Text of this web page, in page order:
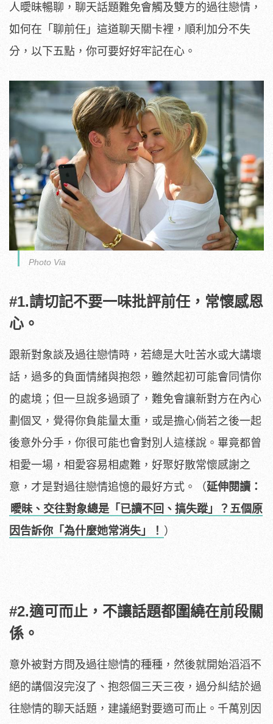
人曖昧暢聊，聊天話題難免會觸及雙方的過往戀情，
如何在「聊前任」這道聊天關卡裡，順利加分不失
分，以下五點，你可要好好牢記在心。
Photo Via
#1.請切記不要一味批評前任，常懷感恩
心。
跟新對象談及過往戀情時，若總是大吐苦水或大講壞
話，過多的負面情緒與抱怨，雖然起初可能會同情你
的處境；但一旦說多過頭了，難免會讓新對方在內心
劃個叉，覺得你負能量太重，或是擔心倘若之後一起
後意外分手，你很可能也會對別人這樣說。畢竟都曾
相愛一場，相愛容易相處難，好聚好散常懷感謝之
意，才是對過往戀情追憶的最好方式。（延伸閱讀：
曖昧、交往對象總是「已讀不回、搞失蹤」？五個原
因告訴你「為什麼她常消失」！ ）
#2.適可而止，不讓話題都圍繞在前段關
係。
意外被對方問及過往戀情的種種，然後就開始滔滔不
絕的講個沒完沒了、抱怨個三天三夜，過分糾結於過
往戀情的聊天話題，建議絕對要適可而止。千萬別因